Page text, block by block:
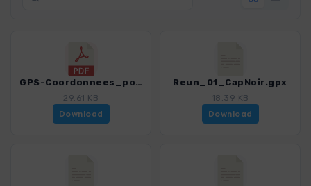
GPS-Coordonnees_points de depart_GR_La Reunion.pdf
29.61 KB
Download
Reun_01_CapNoir.gpx
18.39 KB
Download